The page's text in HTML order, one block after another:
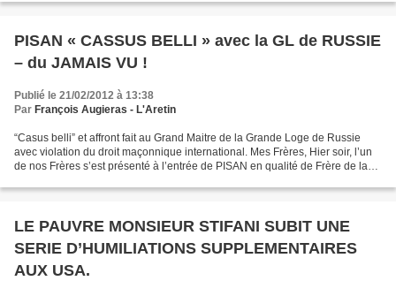
PISAN « CASSUS BELLI » avec la GL de RUSSIE
– du JAMAIS VU !
Publié le 21/02/2012 à 13:38
Par François Augieras - L'Aretin
“Casus belli” et affront fait au Grand Maitre de la Grande Loge de Russie
avec violation du droit maçonnique international. Mes Frères, Hier soir, l’un
de nos Frères s’est présenté à l’entrée de PISAN en qualité de Frère de la
LE PAUVRE MONSIEUR STIFANI SUBIT UNE
SERIE D’HUMILIATIONS SUPPLEMENTAIRES
AUX USA.